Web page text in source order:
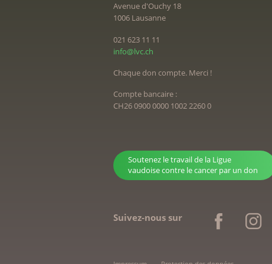
Avenue d'Ouchy 18
1006 Lausanne
021 623 11 11
info@lvc.ch
Chaque don compte. Merci !
Compte bancaire :
CH26 0900 0000 1002 2260 0
Soutenez le travail de la Ligue
vaudoise contre le cancer par un don
Suivez-nous sur